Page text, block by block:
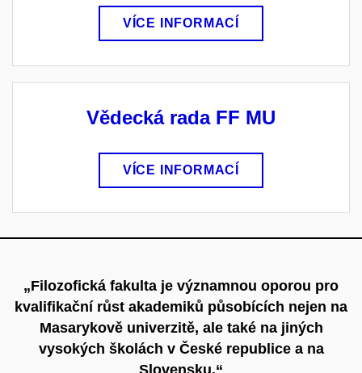
VÍCE INFORMACÍ
Vědecká rada FF MU
VÍCE INFORMACÍ
„Filozofická fakulta je významnou oporou pro
kvalifikační růst akademiků působících nejen na
Masarykově univerzitě, ale také na jiných
vysokých školách v České republice a na
Slovensku.“